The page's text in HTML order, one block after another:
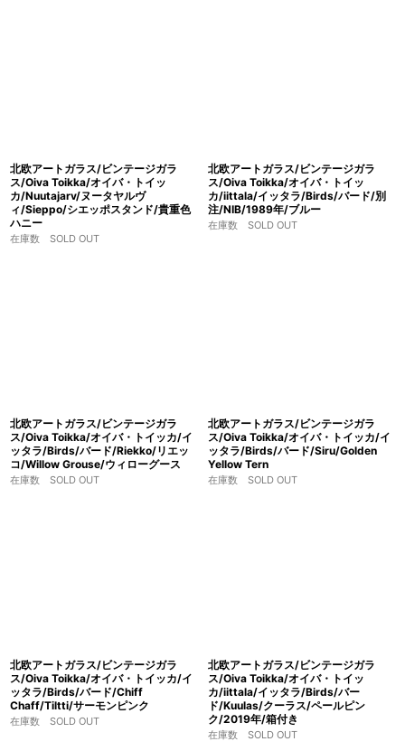
北欧アートガラス/ビンテージガラ
ス/Oiva Toikka/オイバ・トイッ
カ/Nuutajarv/ヌータヤルヴ
ィ/Sieppo/シエッポスタンド/貴重色
ハニー
在庫数 SOLD OUT
北欧アートガラス/ビンテージガラ
ス/Oiva Toikka/オイバ・トイッ
カ/iittala/イッタラ/Birds/バード/別
注/NIB/1989年/ブルー
在庫数 SOLD OUT
北欧アートガラス/ビンテージガラ
ス/Oiva Toikka/オイバ・トイッカ/イ
ッタラ/Birds/バード/Riekko/リエッ
コ/Willow Grouse/ウィローグース
在庫数 SOLD OUT
北欧アートガラス/ビンテージガラ
ス/Oiva Toikka/オイバ・トイッカ/イ
ッタラ/Birds/バード/Siru/Golden
Yellow Tern
在庫数 SOLD OUT
北欧アートガラス/ビンテージガラ
ス/Oiva Toikka/オイバ・トイッカ/イ
ッタラ/Birds/バード/Chiff
Chaff/Tiltti/サーモンピンク
在庫数 SOLD OUT
北欧アートガラス/ビンテージガラ
ス/Oiva Toikka/オイバ・トイッ
カ/iittala/イッタラ/Birds/バー
ド/Kuulas/クーラス/ペールピン
ク/2019年/箱付き
在庫数 SOLD OUT